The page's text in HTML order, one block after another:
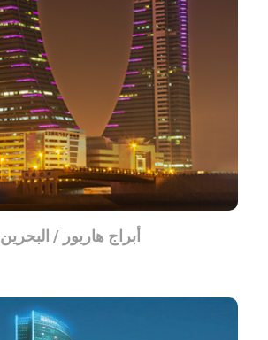
أبراج هاربور / البحرين